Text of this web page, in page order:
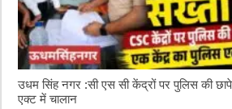
उधम सिंह नगर :सी एस सी केंद्रों पर पुलिस की
एक्ट में चालान